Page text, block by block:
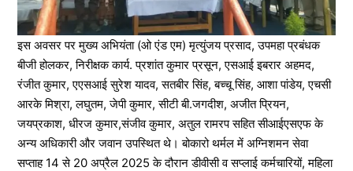
इस अवसर पर मुख्य अभियंता (ओ एंड एम) मृत्युंजय प्रसाद, उपमहा प्रबंधक
बीजी होलकर, निरीक्षक कार्य. प्रशांत कुमार प्रसून, एसआई इबरार अहमद,
रंजीत कुमार, एएसआई सुरेश यादव, सतबीर सिंह, बच्चू सिंह, आशा पांडेय, एचसी
आरके मिश्रा, लघुतम, जेपी कुमार, सीटी बी.जगदीश, अजीत प्रियन,
जयप्रकाश, धीरज कुमार,संजीव कुमार, अतुल रामरप सहित सीआईएसएफ के
अन्य अधिकारी और जवान उपस्थित थे। बोकारो थर्मल में अग्निशमन सेवा
सप्ताह 14 से 20 अप्रैल 2025 के दौरान डीवीसी व सप्लाई कर्मचारियों, महिला